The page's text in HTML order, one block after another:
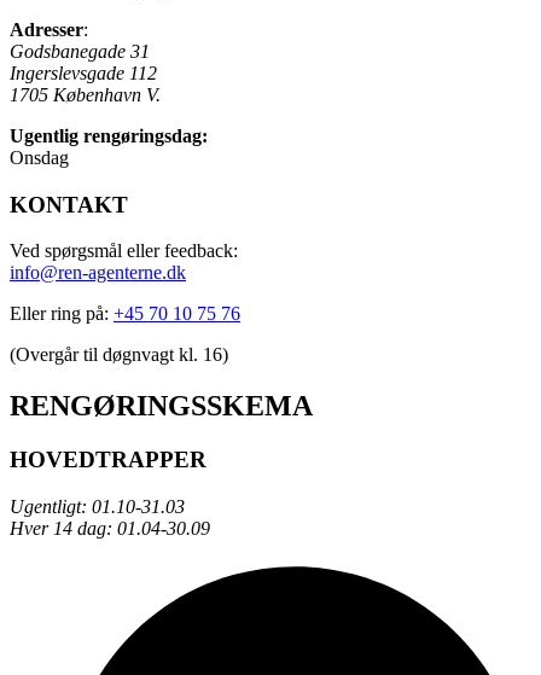
Adresser:
Godsbanegade 31
Ingerslevsgade 112
1705 København V.
Ugentlig rengøringsdag:
Onsdag
KONTAKT
Ved spørgsmål eller feedback:
info@ren-agenterne.dk
Eller ring på: +45 70 10 75 76
(Overgår til døgnvagt kl. 16)
RENGØRINGSSKEMA
HOVEDTRAPPER
Ugentligt: 01.10-31.03
Hver 14 dag: 01.04-30.09